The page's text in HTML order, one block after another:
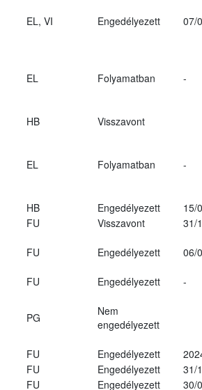
EL, VI Engedélyezett 07/
EL Folyamatban -
HB
Visszavont
EL Folyamatban -
HB Engedélyezett
15/
FU Visszavont
31/
FU Engedélyezett 06/
FU Engedélyezett
-
PG
Nem
engedélyezett
FU Engedélyezett
FU Engedélyezett
31/
FU Engedélyezett 30/